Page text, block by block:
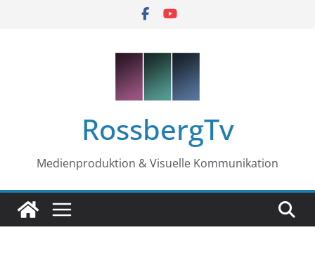
RossbergTv
Medienproduktion & Visuelle Kommunikation